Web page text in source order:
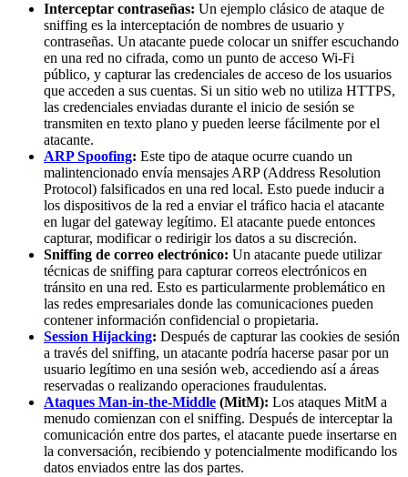
Interceptar contraseñas: Un ejemplo clásico de ataque de
sniffing es la interceptación de nombres de usuario y
contraseñas. Un atacante puede colocar un sniffer escuchando
en una red no cifrada, como un punto de acceso Wi-Fi
público, y capturar las credenciales de acceso de los usuarios
que acceden a sus cuentas. Si un sitio web no utiliza HTTPS,
las credenciales enviadas durante el inicio de sesión se
transmiten en texto plano y pueden leerse fácilmente por el
atacante.
ARP Spoofing: Este tipo de ataque ocurre cuando un
malintencionado envía mensajes ARP (Address Resolution
Protocol) falsificados en una red local. Esto puede inducir a
los dispositivos de la red a enviar el tráfico hacia el atacante
en lugar del gateway legítimo. El atacante puede entonces
capturar, modificar o redirigir los datos a su discreción.
Sniffing de correo electrónico: Un atacante puede utilizar
técnicas de sniffing para capturar correos electrónicos en
tránsito en una red. Esto es particularmente problemático en
las redes empresariales donde las comunicaciones pueden
contener información confidencial o propietaria.
Session Hijacking: Después de capturar las cookies de sesión
a través del sniffing, un atacante podría hacerse pasar por un
usuario legítimo en una sesión web, accediendo así a áreas
reservadas o realizando operaciones fraudulentas.
Ataques Man-in-the-Middle (MitM): Los ataques MitM a
menudo comienzan con el sniffing. Después de interceptar la
comunicación entre dos partes, el atacante puede insertarse en
la conversación, recibiendo y potencialmente modificando los
datos enviados entre las dos partes.